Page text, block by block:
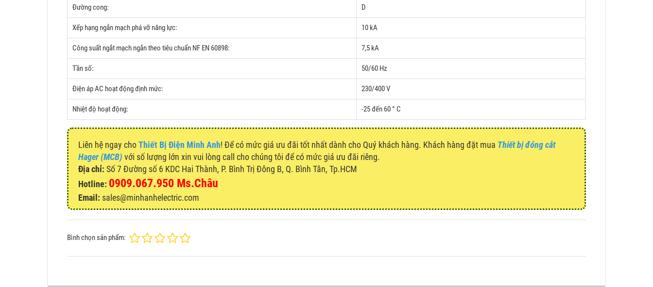
Đường cong: D
Xếp hạng ngắn mạch phá vỡ năng lực: 10 kA
Công suất ngắt mạch ngắn theo tiêu chuẩn NF EN 60898: 7,5 kA
Tần số: 50/60 Hz
Điện áp AC hoạt động định mức: 230/400 V
Nhiệt độ hoạt động: -25 đến 60 ° C
Liên hệ ngay choThiết Bị Điện Minh Anh! Để có mức giá ưu đãi tốt nhất dành cho Quý khách hàng. Khách hàng đặt mua Thiết bị đóng cắt
Hager (MCB) với số lượng lớn xin vui lòng call cho chúng tôi để có mức giá ưu đãi riêng.
Địa chỉ: Số 7 Đường số 6 KDC Hai Thành, P. Bình Trị Đông B, Q. Bình Tân, Tp.HCM
Hotline: 0909.067.950 Ms.Châu
Email: sales@minhanhelectric.com
Bình chọn sản phẩm: